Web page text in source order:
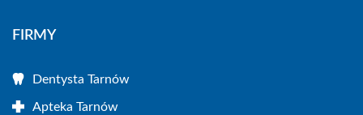
FIRMY
Dentysta Tarnów
Apteka Tarnów